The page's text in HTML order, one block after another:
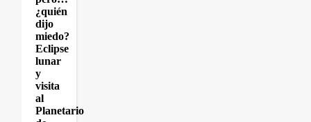
¿quién
dijo
miedo?
Eclipse
lunar
y
visita
al
Planetario